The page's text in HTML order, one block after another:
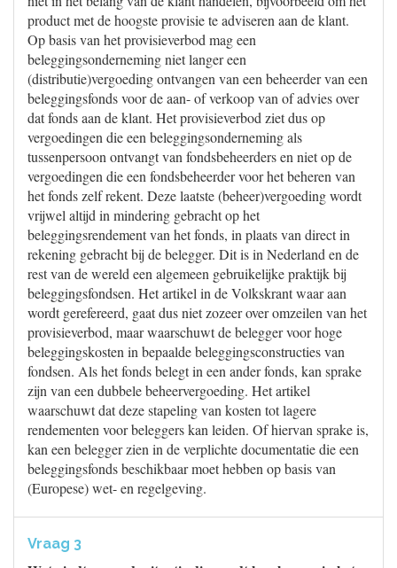
product met de hoogste provisie te adviseren aan de klant.
Op basis van het provisieverbod mag een
beleggingsonderneming niet langer een
(distributie)vergoeding ontvangen van een beheerder van een
beleggingsfonds voor de aan- of verkoop van of advies over
dat fonds aan de klant. Het provisieverbod ziet dus op
vergoedingen die een beleggingsonderneming als
tussenpersoon ontvangt van fondsbeheerders en niet op de
vergoedingen die een fondsbeheerder voor het beheren van
het fonds zelf rekent. Deze laatste (beheer)vergoeding wordt
vrijwel altijd in mindering gebracht op het
beleggingsrendement van het fonds, in plaats van direct in
rekening gebracht bij de belegger. Dit is in Nederland en de
rest van de wereld een algemeen gebruikelijke praktijk bij
beleggingsfondsen. Het artikel in de Volkskrant waar aan
wordt gerefereerd, gaat dus niet zozeer over omzeilen van het
provisieverbod, maar waarschuwt de belegger voor hoge
beleggingskosten in bepaalde beleggingsconstructies van
fondsen. Als het fonds belegt in een ander fonds, kan sprake
zijn van een dubbele beheervergoeding. Het artikel
waarschuwt dat deze stapeling van kosten tot lagere
rendementen voor beleggers kan leiden. Of hiervan sprake is,
kan een belegger zien in de verplichte documentatie die een
beleggingsfonds beschikbaar moet hebben op basis van
(Europese) wet- en regelgeving.
Vraag 3